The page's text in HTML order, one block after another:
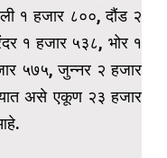
१ हजार ८००, दौंड २
१ हजार ५३८, भोर १
५७५, जुन्नर २ हजार
असे एकूण २३ हजार